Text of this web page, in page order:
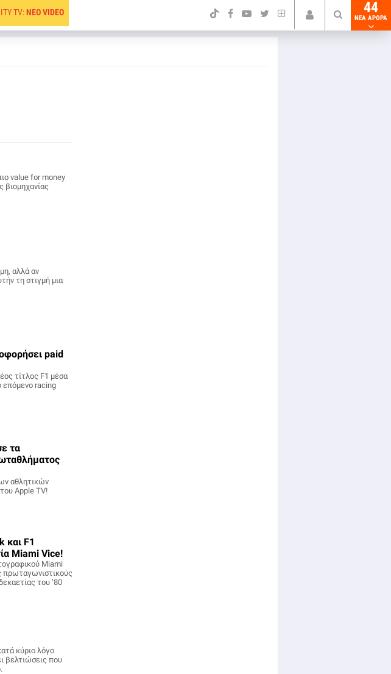
TV:ΝΕΟ VIDEO 44
NEA ΑΡΘΡΑ
value for money
βιομηχανίας
αλλά αν
τη στιγμή μια
paid
τίτλος F1 μέσα
επόμενο racing
τα
αθλητικών
Apple TV!
και F1
Miami Vice!
Miami
πρωταγωνιστικούς
του ’80
κύριο λόγο
βελτιώσεις που